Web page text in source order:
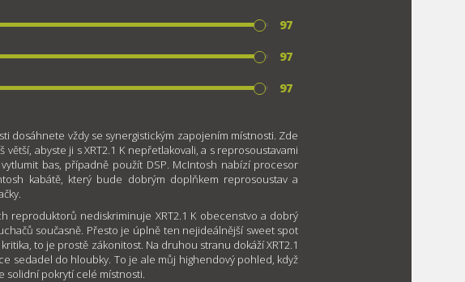
97
97
97
dosáhnete vždy se synergistickým zapojením místnosti. Zde
abyste ji s XRT2.1 K nepřetlakovali, a s reprosoustavami
bas, případně použít DSP. McIntosh nabízí procesor
kabátě, který bude dobrým doplňkem reprosoustav a
reproduktorů nediskriminuje XRT2.1 K obecenstvo a dobrý
současně. Přesto je úplně ten nejideálnější sweet spot
to je prostě zákonitost. Na druhou stranu dokáží XRT2.1
sedadel do hloubky. To je ale můj highendový pohled, když
solidní pokrytí celé místnosti.